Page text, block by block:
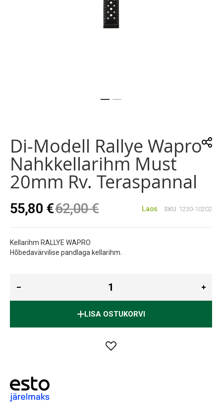
beginning
of
the
images
gallery
Di-Modell Rallye Wapro
Nahkkellarihm Must
20mm Rv. Teraspannal
55,80 €62,00 € Laos SKU 1230-10202
Kellarihm RALLYE WAPRO
Hõbedavärvilise pandlaga kellarihm.
LISA OSTUKORVI